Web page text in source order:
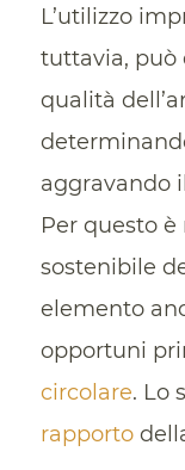
L’utilizzo
tuttavia, può
qualità
aggravando
Per questo è
sostenibile
elemento
opportuni
circolare. Lo
rapporto